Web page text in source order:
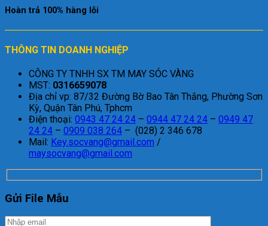
Hoàn trả 100% hàng lỗi
THÔNG TIN DOANH NGHIỆP
CÔNG TY TNHH SX TM MAY SÓC VÀNG
MST: 0316659078
Địa chỉ vp: 87/32 Đường Bờ Bao Tân Thắng, Phường Sơn
Kỳ, Quận Tân Phú, Tphcm
Điện thoại: 0943 47 24 24 – 0944 47 24 24 – 0949 47
24 24 – 0909 038 264 – (028) 2 346 678
Mail: Key.socvang@gmail.com /
maysocvang@gmail.com
Gửi File Mẫu